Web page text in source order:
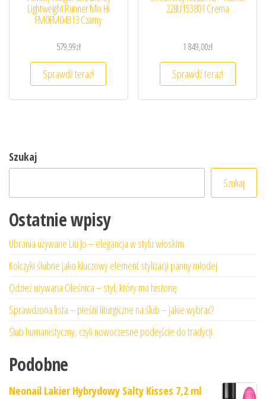
Lightweight Runner Mix Hi
FM0FM04313 Czarny
579,99zł
Sprawdź teraz!
22IIU153801 Crema
1 849,00zł
Sprawdź teraz!
Szukaj
Szukaj
Ostatnie wpisy
Ubrania używane Liu Jo – elegancja w stylu włoskim
Kolczyki ślubne jako kluczowy element stylizacji panny młodej
Odzież używana Oleśnica – styl, który ma historię
Sprawdzona lista – pieśni liturgiczne na ślub – jakie wybrać?
Ślub humanistyczny, czyli nowoczesne podejście do tradycji
Podobne
Neonail Lakier Hybrydowy Salty Kisses 7,2 ml